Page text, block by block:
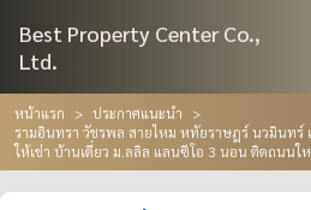
Best Property Center Co.,
Ltd.
หน้าแรก
ประกาศแนะนำ
รามอินทรา วัชรพล สายไหม หทัยราษฎร์ นวมินท
ให้เช่า บ้านเดี่ยว ม.ลลิล แลนซีโอ 3 นอน ติดถน